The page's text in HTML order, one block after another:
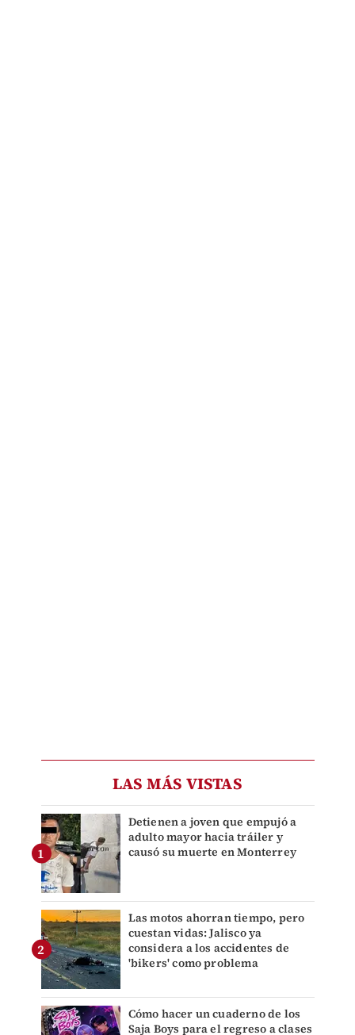
LAS MÁS VISTAS
Detienen a joven que empujó a
adulto mayor hacia tráiler y
causó su muerte en Monterrey
Las motos ahorran tiempo, pero
cuestan vidas: Jalisco ya
considera a los accidentes de
'bikers' como problema
Cómo hacer un cuaderno de los
Saja Boys para el regreso a clases